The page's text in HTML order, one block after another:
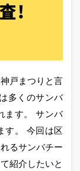
戸まつりと言
多くのサンバ
ます。 サンバ
す。 今回は区
るサンバチー
紹介したいと